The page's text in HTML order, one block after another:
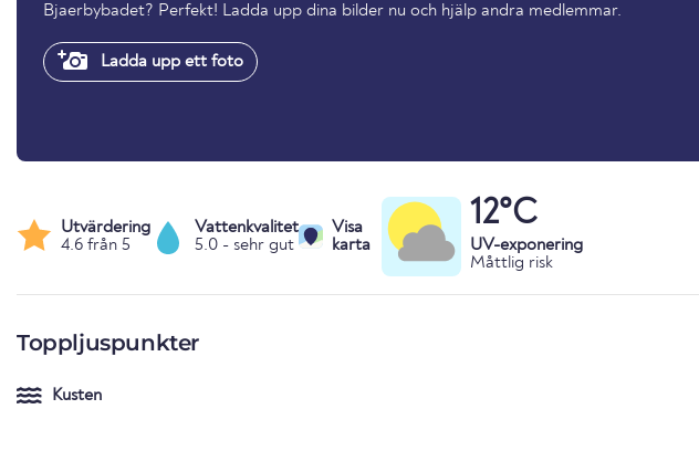
Bjaerbybadet? Perfekt! Ladda upp dina bilder nu och hjälp andra medlemmar.
Ladda upp ett foto
Utvärdering
4.6 från 5
Vattenkvalitet
5.0 - sehr gut
Visa
karta
12°C
UV-exponering
Måttlig risk
Toppljuspunkter
Kusten